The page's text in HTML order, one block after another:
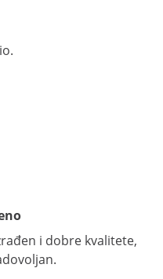
i dobre kvalitete,